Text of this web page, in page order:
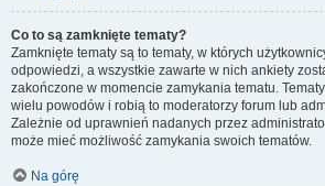
Co to są zamknięte tematy?
Zamknięte tematy są to tematy, w których
odpowiedzi, a wszystkie zawarte w nich ankiety
zakończone w momencie zamykania tematu.
wielu powodów i robią to moderatorzy forum lub
Zależnie od uprawnień nadanych przez
może mieć możliwość zamykania swoich tematów.
Na górę